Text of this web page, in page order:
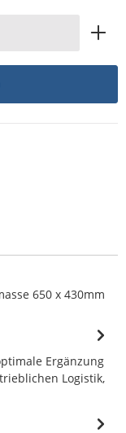
650 x 430mm
Ergänzung
Logistik,